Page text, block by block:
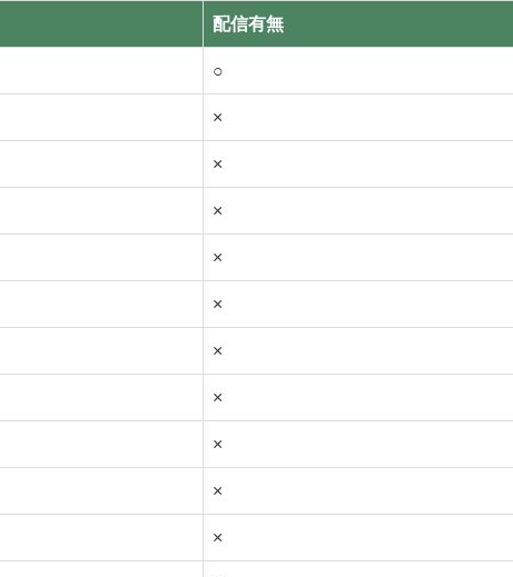
配信有無
○
×
×
×
×
×
×
×
×
×
×